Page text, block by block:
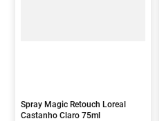
Spray Magic Retouch Loreal
Castanho Claro 75ml